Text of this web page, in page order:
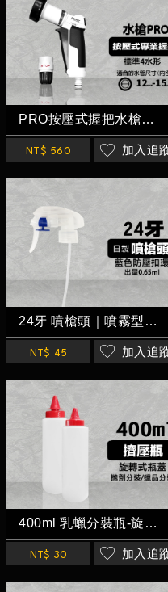
PRO按壓式握把水槍｜日本Takagi 四段噴水 園藝水槍•花灑•洗車水槍 澆花...
NT$ 560 加入追
24牙 噴槍頭｜噴霧型【日本進口】
NT$ 45 加入追
400ml 乳蠟分裝瓶-旋轉式瓶蓋
NT$ 30 加入追